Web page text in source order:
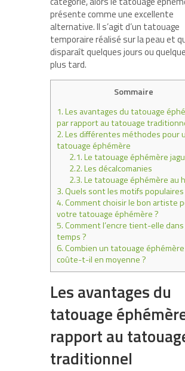
présente comme une excellente
alternative. Il s’agit d’un tatouage
temporaire réalisé sur la peau et
disparaît quelques jours ou
plus tard.
Sommaire
1.Les avantages du tatouage
par rapport au tatouage
2.Les différentes méthodes pour
tatouage éphémère
2.1.Le tatouage éphémère
2.2.Les décalcomanies
2.3.Le tatouage éphémère au
3.Quels sont les motifs populaires
4.Comment choisir le bon artiste
votre tatouage éphémère ?
5.Comment l’encre tient-elle
temps ?
6.Combien un tatouage éphémère
coûte-t-il en moyenne ?
Les avantages du
tatouage
rapport au
traditionnel